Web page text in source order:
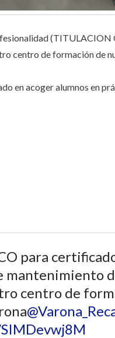
(TITULACION
centro de formación de
en acoger alumnos en
para
mantenimiento
centro de